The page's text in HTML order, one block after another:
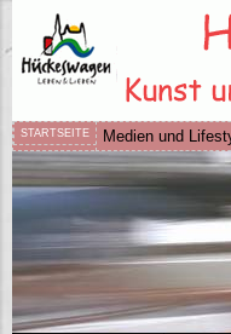
STARTSEITE Medien und